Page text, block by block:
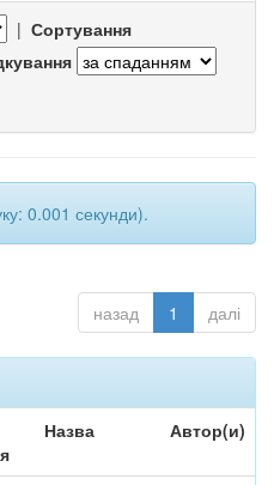
| Сортування
0.001 секунди).
назад 1 далі
Назва Автор(и)